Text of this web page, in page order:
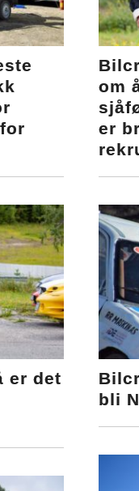
om
er
er det
bli